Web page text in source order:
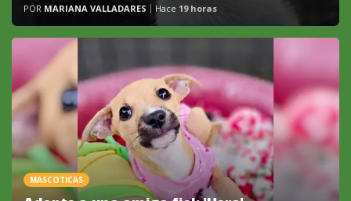
Hace 19 horas
POR MARIANA VALLADARES
MASCOTICAS